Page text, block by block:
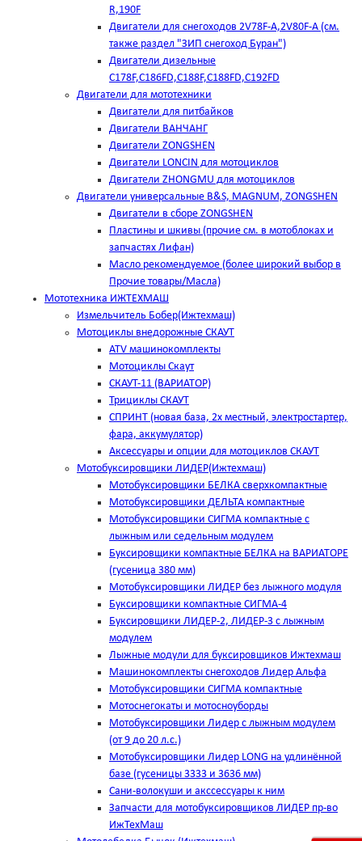
R,190F
Двигатели для снегоходов 2V78F-A,2V80F-A (см.
также раздел "ЗИП снегоход Буран")
Двигатели дизельные
C178F,С186FD,C188F,C188FD,C192FD
Двигатели для мототехники
Двигатели для питбайков
Двигатели ВАНЧАНГ
Двигатели ZONGSHEN
Двигатели LONCIN для мотоциклов
Двигатели ZHONGMU для мотоциклов
Двигатели универсальные B&S, MAGNUM, ZONGSHEN
Двигатели в сборе ZONGSHEN
Пластины и шкивы (прочие см. в мотоблоках и
запчастях Лифан)
Масло рекомендуемое (более широкий выбор в
Прочие товары/Масла)
Мототехника ИЖТЕХМАШ
Измельчитель Бобер(Ижтехмаш)
Мотоциклы внедорожные СКАУТ
ATV машинокомплекты
Мотоциклы Скаут
СКАУТ-11 (ВАРИАТОР)
Трициклы СКАУТ
СПРИНТ (новая база, 2х местный, электростартер,
фара, аккумулятор)
Аксессуары и опции для мотоциклов СКАУТ
Мотобуксировщики ЛИДЕР(Ижтехмаш)
Мотобуксировщики БЕЛКА сверхкомпактные
Мотобуксировщики ДЕЛЬТА компактные
Мотобуксировщики СИГМА компактные с
лыжным или седельным модулем
Буксировщики компактные БЕЛКА на ВАРИАТОРЕ
(гусеница 380 мм)
Мотобуксировщики ЛИДЕР без лыжного модуля
Буксировщики компактные СИГМА-4
Буксировщики ЛИДЕР-2, ЛИДЕР-3 c лыжным
модулем
Лыжные модули для буксировщиков Ижтехмаш
Машинокомплекты снегоходов Лидер Альфа
Мотобуксировщики СИГМА компактные
Мотоснегокаты и мотосноуборды
Мотобуксировщики Лидер с лыжным модулем
(от 9 до 20 л.с.)
Мотобуксировщики Лидер LONG на удлинённой
базе (гусеницы 3333 и 3636 мм)
Сани-волокуши и акссессуары к ним
Запчасти для мотобуксировщиков ЛИДЕР пр-во
ИжТехМаш